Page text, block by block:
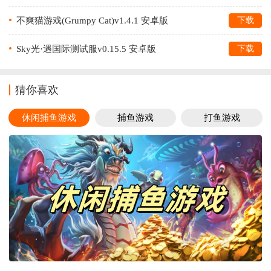
不爽猫游戏(Grumpy Cat)v1.4.1 安卓版 下载
Sky光·遇国际测试服v0.15.5 安卓版 下载
猜你喜欢
休闲捕鱼游戏 捕鱼游戏 打鱼游戏